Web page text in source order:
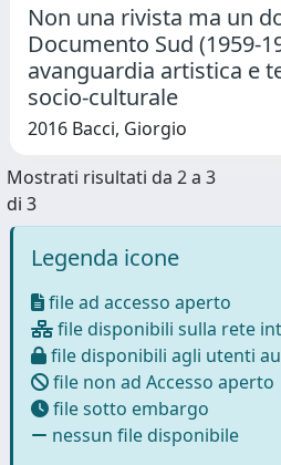
Non una rivista ma un
Documento Sud (1959-
avanguardia artistica e
socio-culturale
2016 Bacci, Giorgio
Mostrati risultati da 2 a 3
di 3
Legenda icone
file ad accesso aperto
file disponibili sulla rete
file disponibili agli utenti
file non ad Accesso aperto
file sotto embargo
nessun file disponibile